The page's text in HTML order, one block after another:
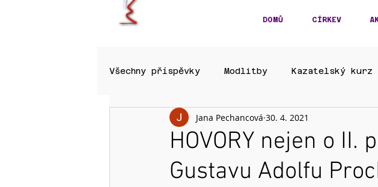
DOMŮ CÍRKEV
Všechny příspěvky Modlitby Kazatelský kurz
HOVORY nejen o II.
Gustavu Adolfu
Jana Pechancová 30. 4. 2021